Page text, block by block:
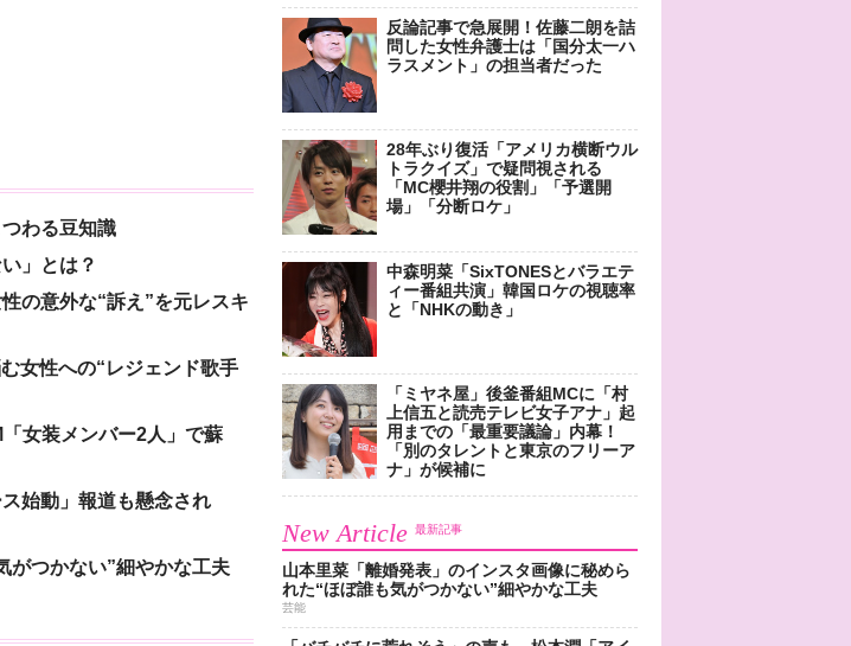
わる豆知識
」とは？
の意外な“訴え”を元レスキ
女性への“レジェンド歌手
女装メンバー2人」で蘇
始動」報道も懸念され
がつかない”細やかな工夫
反論記事で急展開！佐藤二朗を詰
問した女性弁護士は「国分太一ハ
ラスメント」の担当者だった
28年ぶり復活「アメリカ横断ウル
トラクイズ」で疑問視される
「MC櫻井翔の役割」「予選開
場」「分断ロケ」
中森明菜「SixTONESとバラエテ
ィー番組共演」韓国ロケの視聴率
と「NHKの動き」
「ミヤネ屋」後釜番組MCに「村
上信五と読売テレビ女子アナ」起
用までの「最重要議論」内幕！
「別のタレントと東京のフリーア
ナ」が候補に
New Article 最新記事
山本里菜「離婚発表」のインスタ画像に秘めら
れた“ほぼ誰も気がつかない”細やかな工夫
芸能